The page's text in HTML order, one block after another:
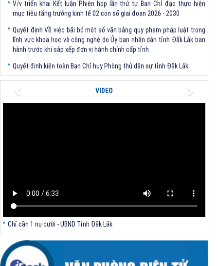
mục tiêu tăng trưởng kinh tế 02 con số giai đoạn 2026 - 2030
lĩnh vực khoa học và công nghệ do Ủy ban nhân dân tỉnh Đắk Lắk ban
hành trước khi sắp xếp đơn vị hành chính cấp tỉnh
Quyết định chấp thuận điều chỉnh chủ trương đầu tư dự án Xây dựng
phường Bình Kiến, tỉnh Đắk Lắk) của Công ty Cổ phần Tập đoàn công
nghệ T-Tech Việt Nam
VIDEO
Previous Next
Chỉ cần 1 nụ cười - UBND Tỉnh Đắk Lắk